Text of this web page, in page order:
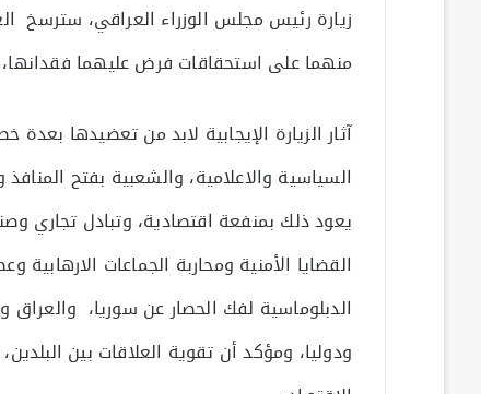
زيارة رئيس مجلس الوزراء العراقي، سترسخ
منهما على استحقاقات فرض عليهما فقدانها،
آثار الزيارة الإيجابية لابد من تعضيدها
السياسية والاعلامية، والشعبية بفتح
يعود ذلك بمنفعة اقتصادية، وتبادل تجاري
القضايا الأمنية ومحاربة الجماعات
الدبلوماسية لفك الحصار عن سوريا، والعراق
ودوليا، ومؤكد أن تقوية العلاقات بين